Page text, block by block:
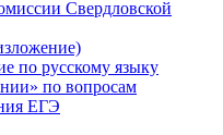
Свердловской
по русскому языку
по вопросам
ЕГЭ